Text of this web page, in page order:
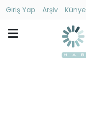
Giriş Yap Arşiv
Künye